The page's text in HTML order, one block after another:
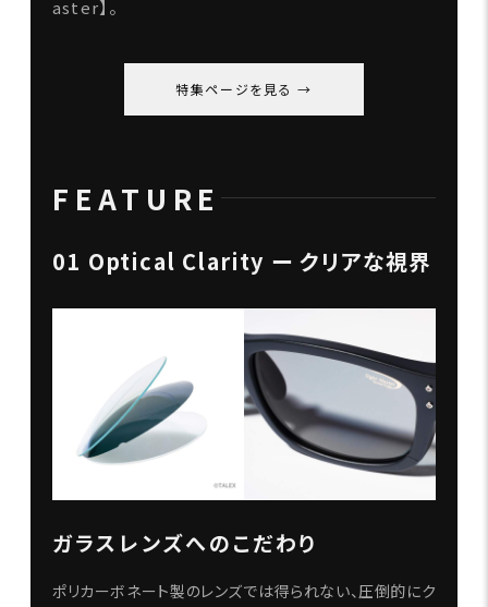
aster】。
特集ページを見る
FEATURE
01 Optical Clarity ー クリアな視界
ガラスレンズへのこだわり
ポリカーボネート製のレンズでは得られない、圧倒的にク